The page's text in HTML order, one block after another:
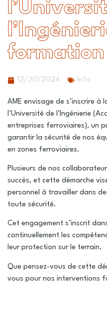
formation
12/20/2024 Info
AME envisage de s’inscrire à
l’Université de l’Ingénierie
entreprises ferroviaires), un
garantir la sécurité de nos
en zones ferroviaires.
Plusieurs de nos
succès, et cette démarche
personnel à travailler dans
toute sécurité.
Cet engagement s’inscrit
continuellement les
leur protection sur le terrain.
Que pensez-vous de cette
vous pour nos interventions